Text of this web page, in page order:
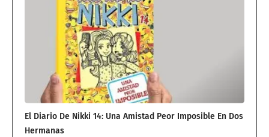
El Diario De Nikki 14: Una Amistad Peor Imposible En Dos
Hermanas